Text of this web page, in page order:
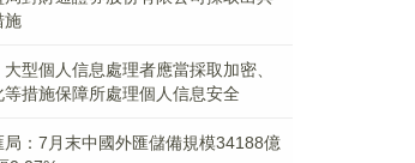
施
型個人信息處理者應當採取加密、
等措施保障所處理個人信息安全
局：7月末中國外匯儲備規模34188億